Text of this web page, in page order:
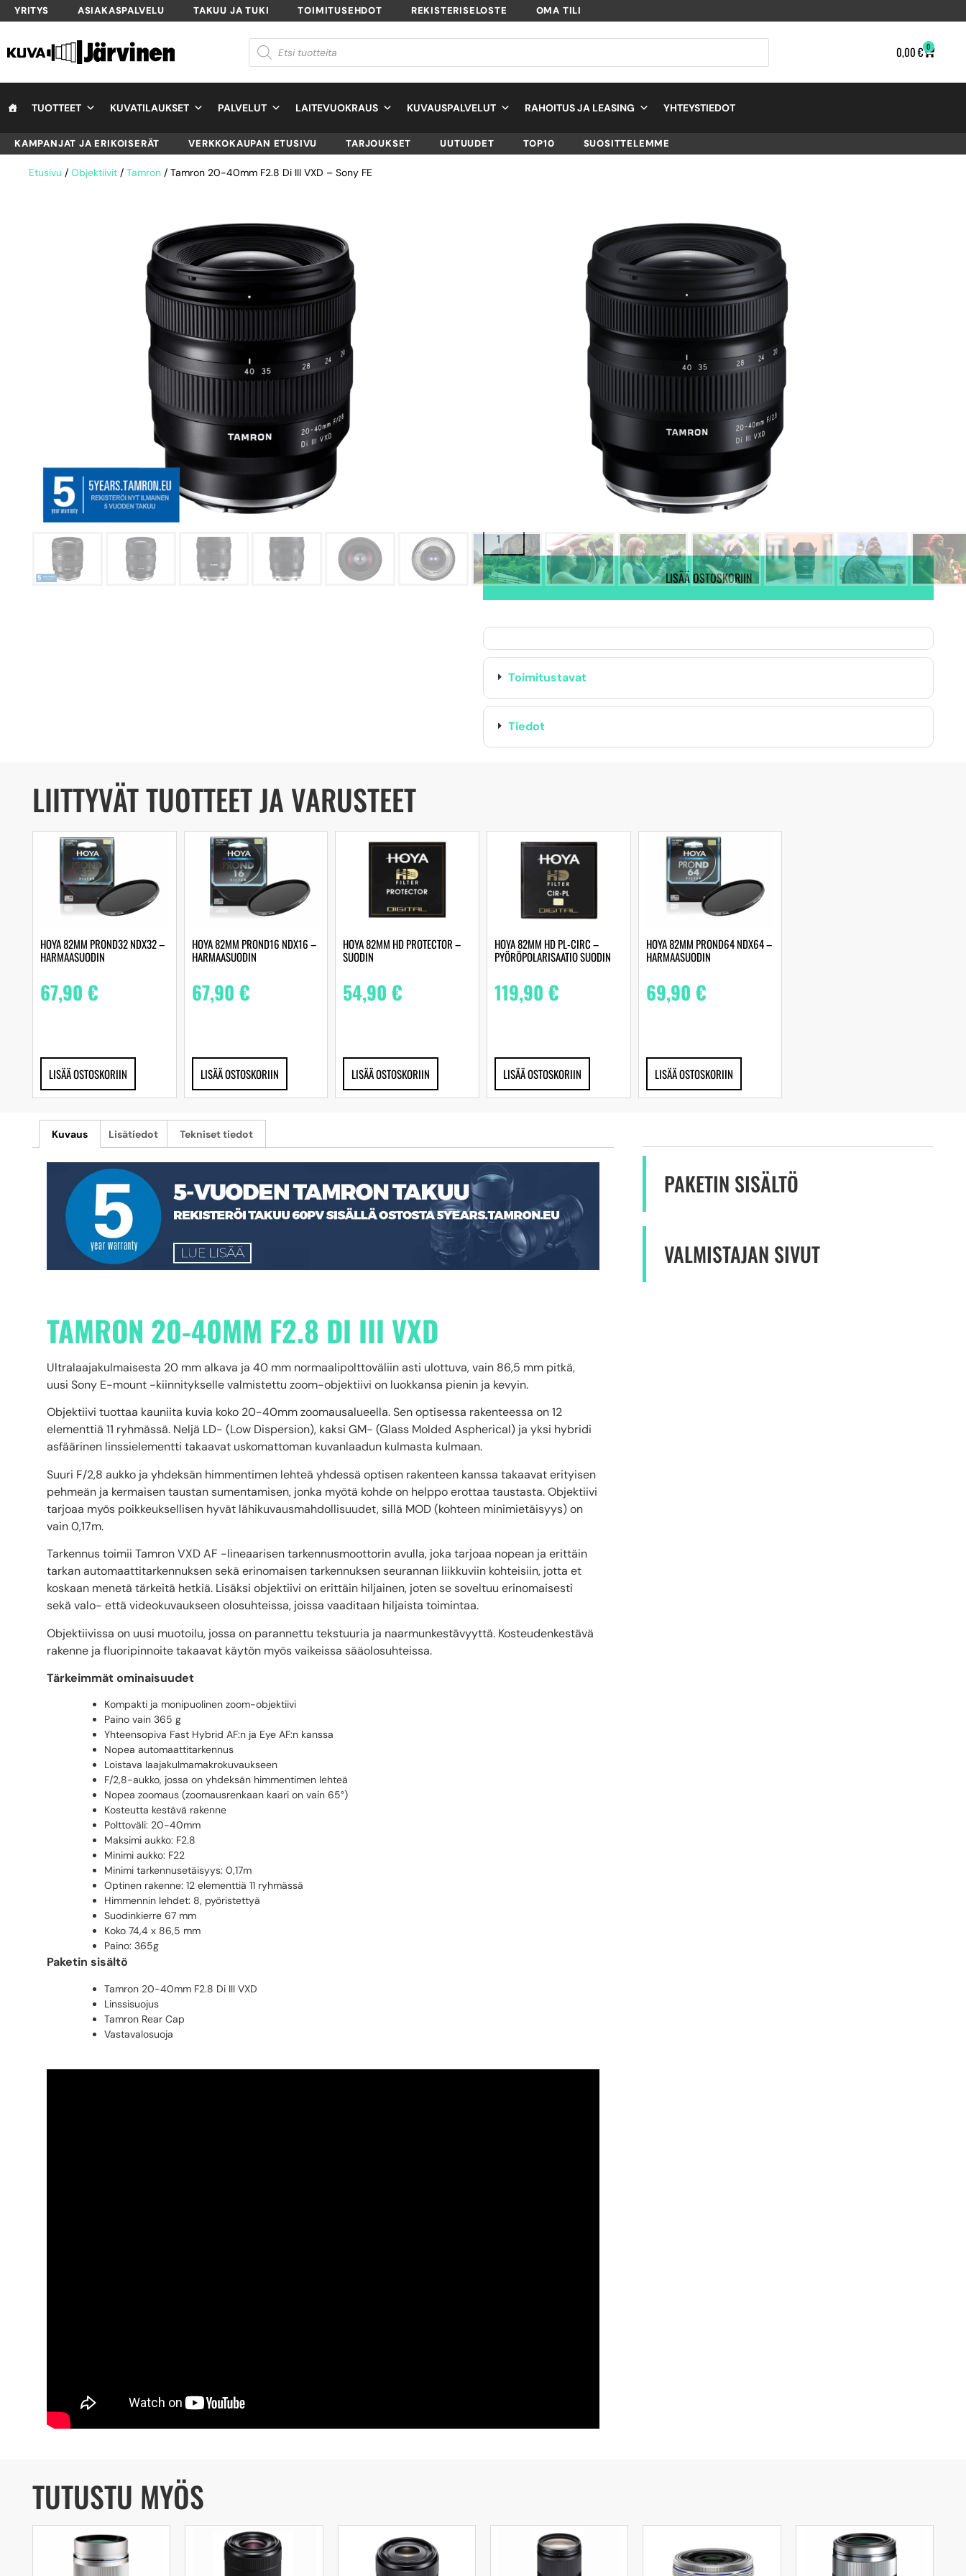
YRITYS ASIAKASPALVELU TAKUU JA TUKI TOIMITUSEHDOT REKISTERISELOSTE OMA TILI
0,00€ 0
TUOTTEET KUVATILAUKSET PALVELUT LAITEVUOKRAUS KUVAUSPALVELUT RAHOITUS JA LEASING YHTEYSTIEDOT
KAMPANJAT JA ERIKOISERÄT VERKKOKAUPAN ETUSIVU TARJOUKSET UUTUUDET TOP10 SUOSITTELEMME
Etusivu / Objektiivit / Tamron / Tamron 20-40mm F2.8 Di III VXD – Sony FE
TAMRON 20-40MM F2.8
DI III VXD – SONY FE
TUOTTEEN SAATAVUUS
Ei varastossa. (Toimitus 7-9 pv)
Maahantuojan varasto: 6 kpl varastossa.
LISÄÄ OSTOSKORIIN
Toimitustavat
Tiedot
LIITTYVÄT TUOTTEET JA VARUSTEET
HOYA 82MM PROND32 NDX32 –
HARMAASUODIN
67,90 €
LISÄÄ OSTOSKORIIN
HOYA 82MM PROND16 NDX16 –
HARMAASUODIN
67,90 €
LISÄÄ OSTOSKORIIN
HOYA 82MM HD PROTECTOR –
SUODIN
54,90€
LISÄÄ OSTOSKORIIN
HOYA 82MM HD PL-CIRC –
PYÖRÖPOLARISAATIO SUODIN
119,90 €
LISÄÄ OSTOSKORIIN
HOYA 82MM PROND64 NDX64 –
HARMAASUODIN
69,90 €
LISÄÄ OSTOSKORIIN
Kuvaus Lisätiedot Tekniset tiedot
TAMRON 20-40MM F2.8 DI III VXD
Ultralaajakulmaisesta 20 mm alkava ja 40 mm normaalipolttoväliin asti ulottuva, vain 86,5 mm pitkä,
uusi Sony E-mount -kiinnitykselle valmistettu zoom-objektiivi on luokkansa pienin ja kevyin.
Objektiivi tuottaa kauniita kuvia koko 20-40mm zoomausalueella. Sen optisessa rakenteessa on 12
elementtiä 11 ryhmässä. Neljä LD- (Low Dispersion), kaksi GM- (Glass Molded Aspherical) ja yksi hybridi
asfäärinen linssielementti takaavat uskomattoman kuvanlaadun kulmasta kulmaan.
Suuri F/2,8 aukko ja yhdeksän himmentimen lehteä yhdessä optisen rakenteen kanssa takaavat erityisen
pehmeän ja kermaisen taustan sumentamisen, jonka myötä kohde on helppo erottaa taustasta. Objektiivi
tarjoaa myös poikkeuksellisen hyvät lähikuvausmahdollisuudet, sillä MOD (kohteen minimietäisyys) on
vain 0,17m.
Tarkennus toimii Tamron VXD AF -lineaarisen tarkennusmoottorin avulla, joka tarjoaa nopean ja erittäin
tarkan automaattitarkennuksen sekä erinomaisen tarkennuksen seurannan liikkuviin kohteisiin, jotta et
koskaan menetä tärkeitä hetkiä. Lisäksi objektiivi on erittäin hiljainen, joten se soveltuu erinomaisesti
sekä valo- että videokuvaukseen olosuhteissa, joissa vaaditaan hiljaista toimintaa.
Objektiivissa on uusi muotoilu, jossa on parannettu tekstuuria ja naarmunkestävyyttä. Kosteudenkestävä
rakenne ja fluoripinnoite takaavat käytön myös vaikeissa sääolosuhteissa.
Tärkeimmät ominaisuudet
Kompakti ja monipuolinen zoom-objektiivi
Paino vain 365 g
Yhteensopiva Fast Hybrid AF:n ja Eye AF:n kanssa
Nopea automaattitarkennus
Loistava laajakulmamakrokuvaukseen
F/2,8-aukko, jossa on yhdeksän himmentimen lehteä
Nopea zoomaus (zoomausrenkaan kaari on vain 65°)
Kosteutta kestävä rakenne
Polttoväli: 20-40mm
Maksimi aukko: F2.8
Minimi aukko: F22
Minimi tarkennusetäisyys: 0,17m
Optinen rakenne: 12 elementtiä 11 ryhmässä
Himmennin lehdet: 8, pyöristettyä
Suodinkierre 67 mm
Koko 74,4 x 86,5 mm
Paino: 365g
Paketin sisältö
Tamron 20-40mm F2.8 Di III VXD
Linssisuojus
Tamron Rear Cap
Vastavalosuoja
PAKETIN SISÄLTÖ
VALMISTAJAN SIVUT
TUTUSTU MYÖS